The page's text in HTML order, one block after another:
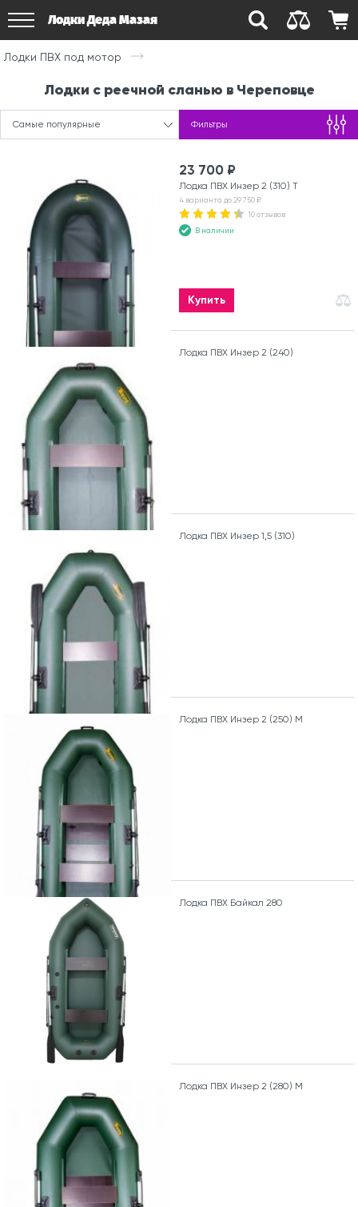
Лодки Деда Мазая
Лодки ПВХ под мотор
Лодки с реечной сланью в Череповце
Самые популярные Фильтры
23 700 ₽
Лодка ПВХ Инзер 2 (310) Т
4 варианта до 29 750 ₽
10 отзывов
В наличии
Купить
Лодка ПВХ Инзер 2 (240)
Лодка ПВХ Инзер 1,5 (310)
Лодка ПВХ Инзер 2 (250) М
Лодка ПВХ Байкал 280
Лодка ПВХ Инзер 2 (280) М